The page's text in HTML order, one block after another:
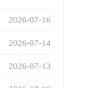
2026-07-16
2026-07-14
2026-07-13